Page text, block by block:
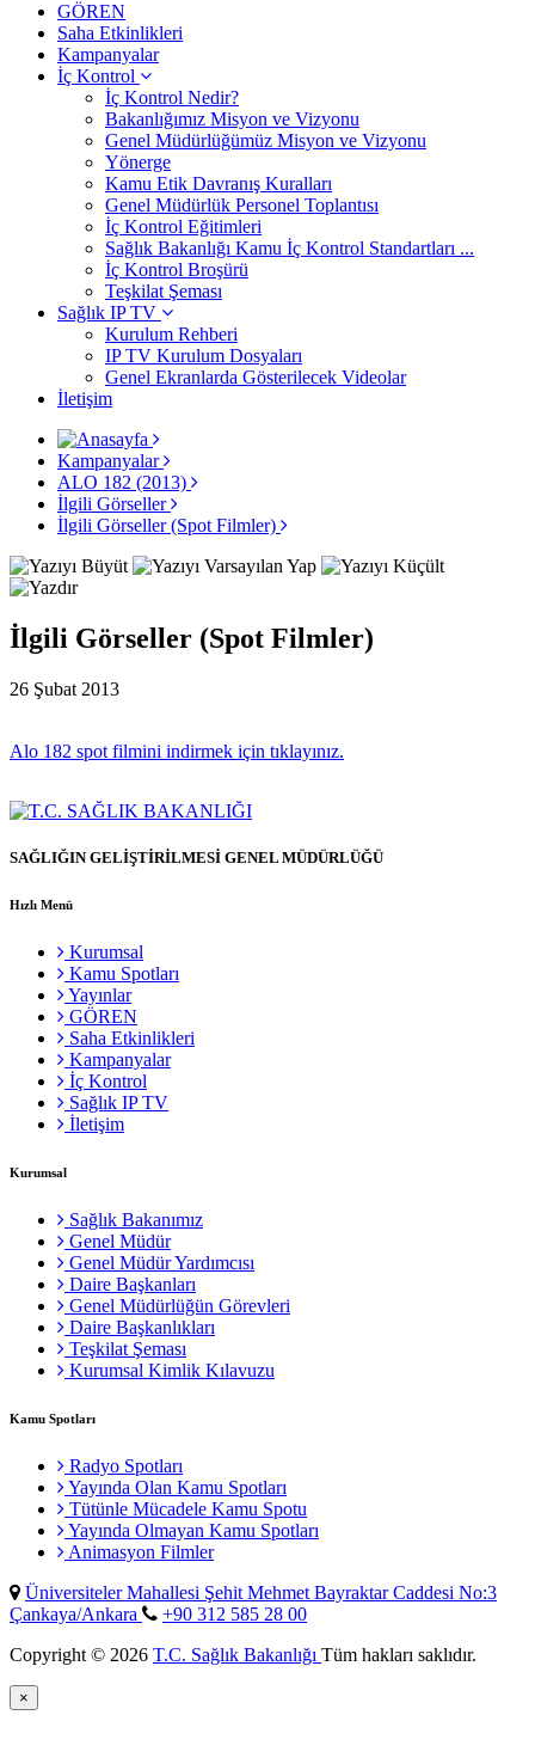
GÖREN
Saha Etkinlikleri
Kampanyalar
İç Kontrol
İç Kontrol Nedir?
Bakanlığımız Misyon ve Vizyonu
Genel Müdürlüğümüz Misyon ve Vizyonu
Yönerge
Kamu Etik Davranış Kuralları
Genel Müdürlük Personel Toplantısı
İç Kontrol Eğitimleri
Sağlık Bakanlığı Kamu İç Kontrol Standartları ...
İç Kontrol Broşürü
Teşkilat Şeması
Sağlık IP TV
Kurulum Rehberi
IP TV Kurulum Dosyaları
Genel Ekranlarda Gösterilecek Videolar
İletişim
Kampanyalar
ALO 182 (2013)
İlgili Görseller
İlgili Görseller (Spot Filmler)
İlgili Görseller (Spot Filmler)
26 Şubat 2013
Alo 182 spot filmini indirmek için tıklayınız.
SAĞLIĞIN GELİŞTİRİLMESİ GENEL MÜDÜRLÜĞÜ
Hızlı Menü
Kurumsal
Kamu Spotları
Yayınlar
GÖREN
Saha Etkinlikleri
Kampanyalar
İç Kontrol
Sağlık IP TV
İletişim
Kurumsal
Sağlık Bakanımız
Genel Müdür
Genel Müdür Yardımcısı
Daire Başkanları
Genel Müdürlüğün Görevleri
Daire Başkanlıkları
Teşkilat Şeması
Kurumsal Kimlik Kılavuzu
Kamu Spotları
Radyo Spotları
Yayında Olan Kamu Spotları
Tütünle Mücadele Kamu Spotu
Yayında Olmayan Kamu Spotları
Animasyon Filmler
Üniversiteler Mahallesi Şehit Mehmet Bayraktar Caddesi No:3
Çankaya/Ankara
+90 312 585 28 00
Copyright © 2026 T.C. Sağlık Bakanlığı Tüm hakları saklıdır.
×